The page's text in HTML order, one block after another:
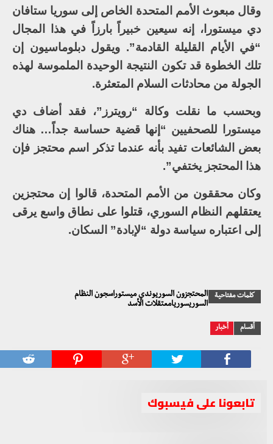
وقال مبعوث الأمم المتحدة الخاص إلى سوريا ستافان
دي ميستورا، إنه سيعين خبيراً بارزاً في هذا المجال
“في الأيام القليلة القادمة”. ويقول دبلوماسيون إن
تلك الخطوة قد تكون النتيجة الوحيدة الملموسة لهذه
الجولة من محادثات السلام المتعثرة.
وبحسب ما نقلت وكالة “رويترز”، فقد أضاف دي
ميستورا للصحفيين “إنها قضية حساسة جداً… هناك
بعض الشائعات تفيد بأنه عندما تذكر اسم محتجز فإن
هذا المحتجز يختفي”.
وكان محققون من الأمم المتحدة، قالوا إن محتجزين
يعتقلهم النظام السوري، قتلوا على نطاق واسع يرقى
إلى اعتباره سياسة دولة “لإبادة” السكان.
كلمات مفتاحية
المحتجزون السوريوندي ميستوراسجون النظام
السوريسوريامعتقلات الأسد
أقسام أخبار
تابعونا على فيسبوك